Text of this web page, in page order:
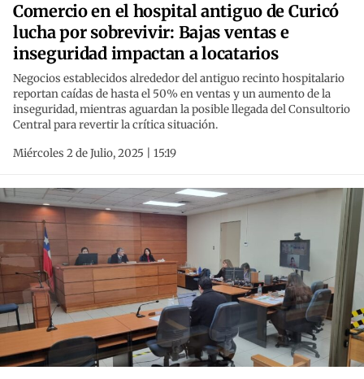
Comercio en el hospital antiguo de Curicó
lucha por sobrevivir: Bajas ventas e
inseguridad impactan a locatarios
Negocios establecidos alrededor del antiguo recinto hospitalario
reportan caídas de hasta el 50% en ventas y un aumento de la
inseguridad, mientras aguardan la posible llegada del Consultorio
Central para revertir la crítica situación.
Miércoles 2 de Julio, 2025 | 15:19